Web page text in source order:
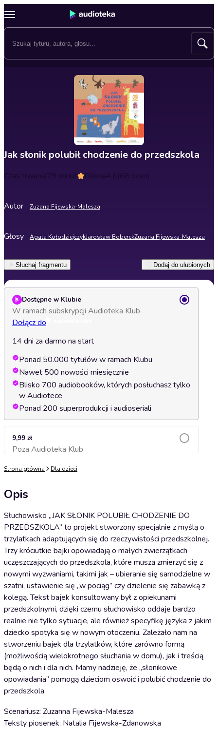
Jak słonik polubił chodzenie do przedszkola
Czas trwania29 minut Ocena4.6(68 ocen)
Autor Zuzana Fijewska-Malesza
Głosy Agata KołodziejczykJarosław BoberekZuzana Fijewska-Malesza
Słuchaj fragmentu Dodaj do ulubionych
Dostępne w Klubie
W ramach subskrypcji Audioteka Klub
Dołącz do
14 dni za darmo na start
Ponad 50.000 tytułów w ramach Klubu
Nawet 500 nowości miesięcznie
Blisko 700 audiobooków, których posłuchasz tylko
w Audiotece
Ponad 200 superprodukcji i audioseriali
9,99 zł
Poza Audioteka KlubDodaj do koszyka
Strona główna Dla dzieci
Opis
Słuchowisko „JAK SŁONIK POLUBIŁ CHODZENIE DO
PRZEDSZKOLA” to projekt stworzony specjalnie z myślą o
trzylatkach adaptujących się do rzeczywistości przedszkolnej.
Trzy króciutkie bajki opowiadają o małych zwierzątkach
uczęszczających do przedszkola, które muszą zmierzyć się z
nowymi wyzwaniami, takimi jak – ubieranie się samodzielne w
szatni, ustawienie się „w pociąg” czy dzielenie się zabawką z
kolegą. Tekst bajek konsultowany był z opiekunami
przedszkolnymi, dzięki czemu słuchowisko oddaje bardzo
realnie nie tylko sytuacje, ale również specyfikę języka z jakim
dziecko spotyka się w nowym otoczeniu. Zależało nam na
stworzeniu bajek dla trzylatków, które zarówno formą
(możliwością wielokrotnego słuchania w domu), jak i treścią
będą o nich i dla nich. Mamy nadzieję, że „słonikowe
opowiadania” pomogą dzieciom oswoić i polubić chodzenie do
przedszkola.
Scenariusz: Zuzanna Fijewska-Malesza
Teksty piosenek: Natalia Fijewska-Zdanowska